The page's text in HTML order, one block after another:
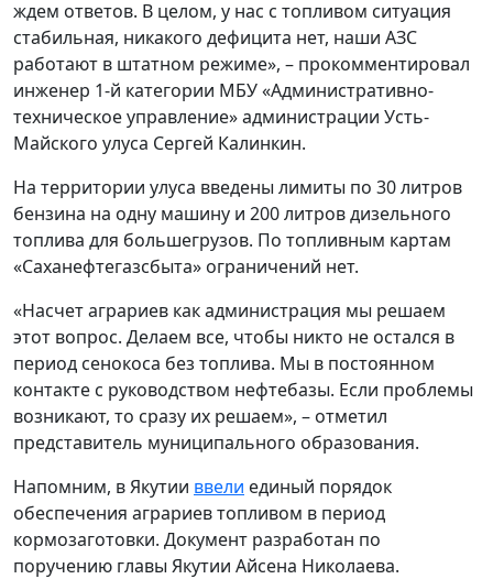
ждем ответов. В целом, у нас с топливом ситуация
стабильная, никакого дефицита нет, наши АЗС
работают в штатном режиме», – прокомментировал
инженер 1-й категории МБУ «Административно-
техническое управление» администрации Усть-
Майского улуса Сергей Калинкин.
На территории улуса введены лимиты по 30 литров
бензина на одну машину и 200 литров дизельного
топлива для большегрузов. По топливным картам
«Саханефтегазсбыта» ограничений нет.
«Насчет аграриев как администрация мы решаем
этот вопрос. Делаем все, чтобы никто не остался в
период сенокоса без топлива. Мы в постоянном
контакте с руководством нефтебазы. Если проблемы
возникают, то сразу их решаем», – отметил
представитель муниципального образования.
Напомним, в Якутии ввели единый порядок
обеспечения аграриев топливом в период
кормозаготовки. Документ разработан по
поручению главы Якутии Айсена Николаева.